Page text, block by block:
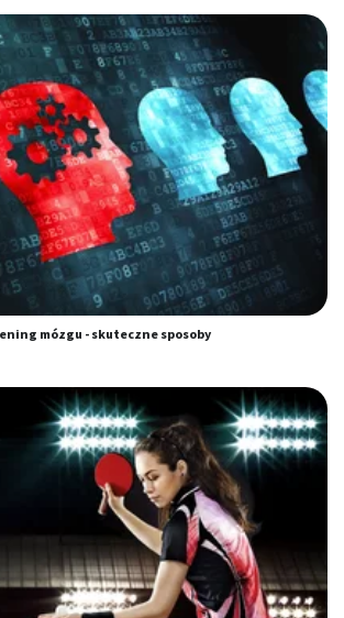
mózgu - skuteczne sposoby